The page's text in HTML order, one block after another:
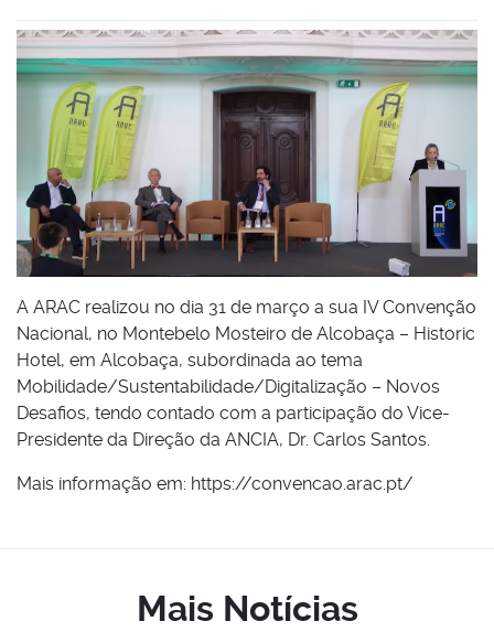
A ARAC realizou no dia 31 de março a sua IV Convenção
Nacional, no Montebelo Mosteiro de Alcobaça – Historic
Hotel, em Alcobaça, subordinada ao tema
Mobilidade/Sustentabilidade/Digitalização – Novos
Desafios, tendo contado com a participação do Vice-
Presidente da Direção da ANCIA, Dr. Carlos Santos.
Mais informação em: https://convencao.arac.pt/
Mais Notícias